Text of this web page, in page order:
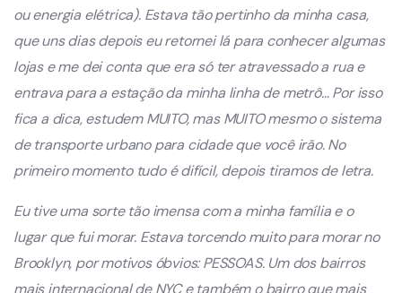
ou energia elétrica). Estava tão pertinho da minha casa,
que uns dias depois eu retornei lá para conhecer algumas
lojas e me dei conta que era só ter atravessado a rua e
entrava para a estação da minha linha de metrô… Por isso
fica a dica, estudem MUITO, mas MUITO mesmo o sistema
de transporte urbano para cidade que você irão. No
primeiro momento tudo é difícil, depois tiramos de letra.
Eu tive uma sorte tão imensa com a minha família e o
lugar que fui morar. Estava torcendo muito para morar no
Brooklyn, por motivos óbvios: PESSOAS. Um dos bairros